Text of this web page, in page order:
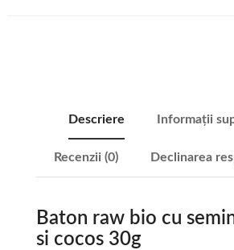
Descriere Informații
Recenzii (0) Declinarea
Baton raw bio cu
si cocos 30g